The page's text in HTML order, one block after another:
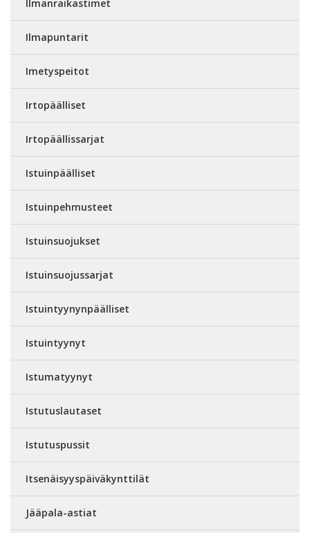
Ilmanraikastimet
Ilmapuntarit
Imetyspeitot
Irtopäälliset
Irtopäällissarjat
Istuinpäälliset
Istuinpehmusteet
Istuinsuojukset
Istuinsuojussarjat
Istuintyynynpäälliset
Istuintyynyt
Istumatyynyt
Istutuslautaset
Istutuspussit
Itsenäisyyspäiväkynttilät
Jääpala-astiat